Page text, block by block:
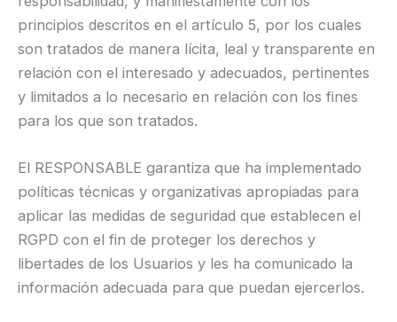
principios descritos en el artículo 5, por los cuales
son tratados de manera lícita, leal y transparente en
relación con el interesado y adecuados, pertinentes
y limitados a lo necesario en relación con los fines
para los que son tratados.
El RESPONSABLE garantiza que ha implementado
políticas técnicas y organizativas apropiadas para
aplicar las medidas de seguridad que establecen el
RGPD con el fin de proteger los derechos y
libertades de los Usuarios y les ha comunicado la
información adecuada para que puedan ejercerlos.